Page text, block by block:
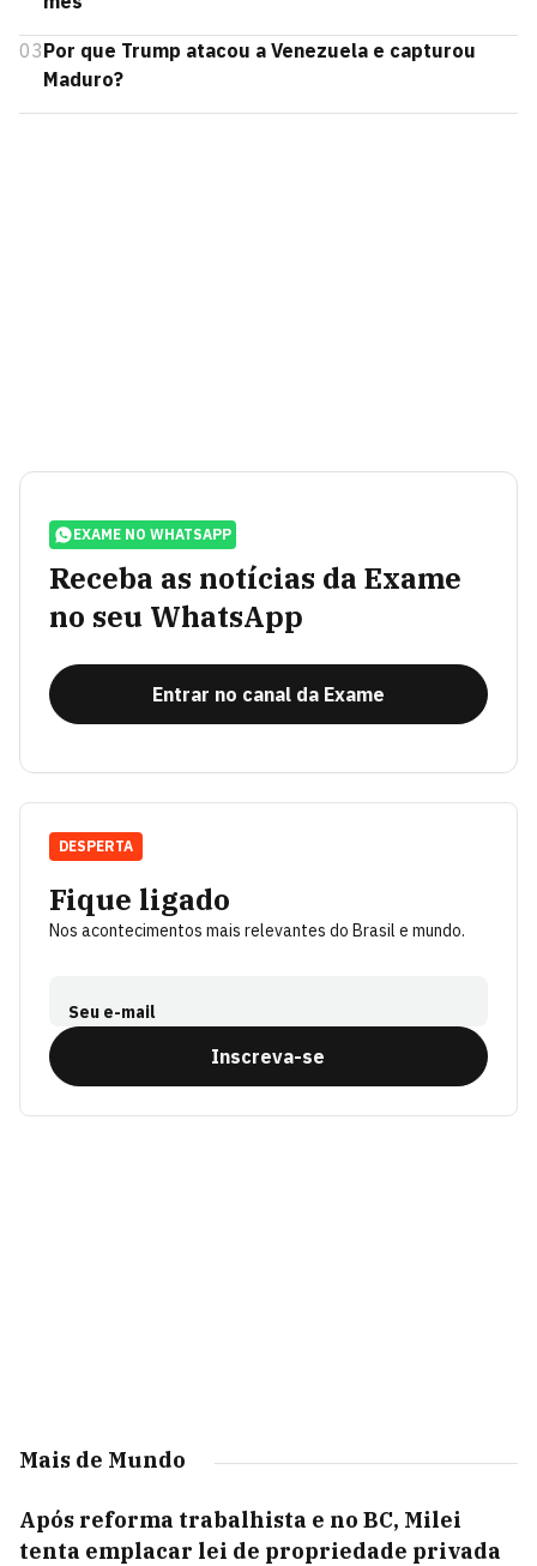
03Por que Trump atacou a Venezuela e capturou
Maduro?
EXAME NO WHATSAPP
Receba as notícias da Exame
no seu WhatsApp
Entrar no canal da Exame
Fique ligado
Nos acontecimentos mais relevantes do Brasil e mundo.
Seu e-mail
Inscreva-se
DESPERTA
Mais de Mundo
Após reforma trabalhista e no BC, Milei
tenta emplacar lei de propriedade privada